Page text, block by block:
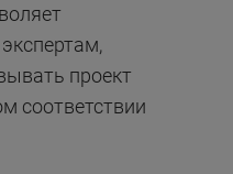
проект
соответствии